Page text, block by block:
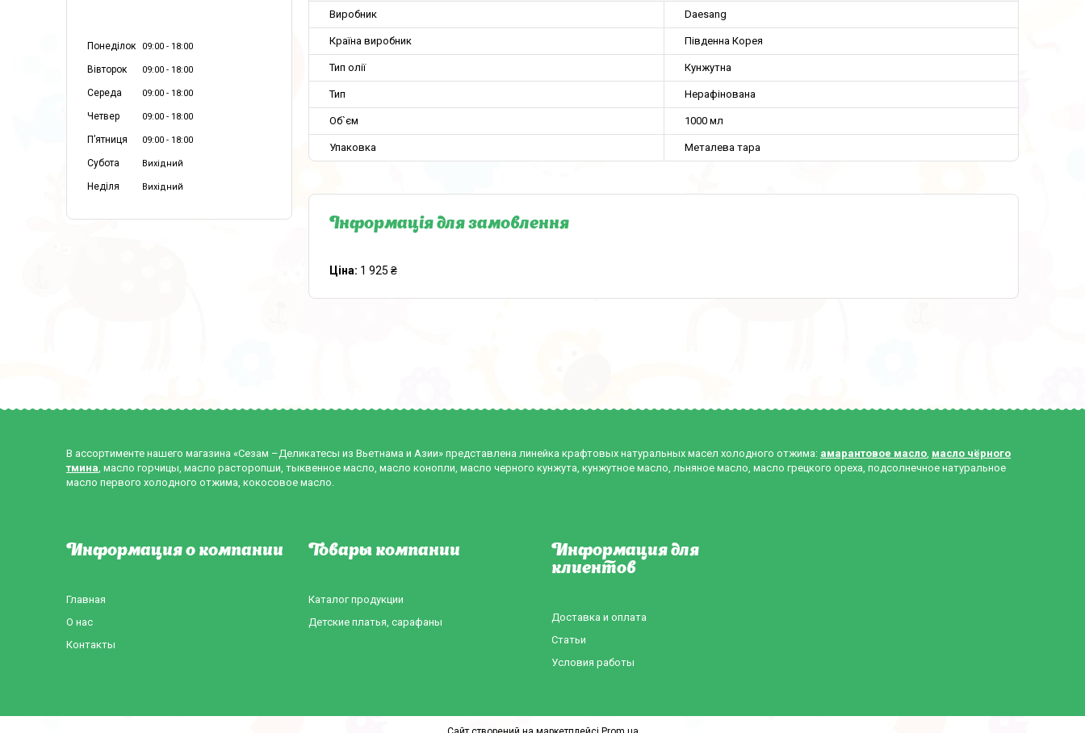
Виробник Daesang
Країна виробник Південна Корея
Тип олії Кунжутна
Тип Нерафінована
Об`єм 1000 мл
Упаковка Металева тара
Інформація для замовлення
Ціна: 1 925 ₴
Понеділок 09:00 18:00
Вівторок 09:00 18:00
Середа 09:00 18:00
Четвер 09:00 18:00
Пʼятниця 09:00 18:00
Субота Вихідний
Неділя Вихідний
В ассортименте нашего магазина «Сезам –Деликатесы из Вьетнама и Азии» представлена линейка крафтовых натуральных масел холодного отжима: амарантовое масло масло чёрного
тмина , масло горчицы, масло расторопши, тыквенное масло, масло конопли, масло черного кунжута, кунжутное масло, льняное масло, масло грецкого ореха, подсолнечное натуральное
масло первого холодного отжима, кокосовое масло.
Информация о компании
Главная
О нас
Контакты
Товары компании
Каталог продукции
Детские платья, сарафаны
Информация для
клиентов
Доставка и оплата
Статьи
Условия работы